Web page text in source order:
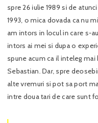
spre 26 iulie 1989 si de
1993, o mica dovada ca nu
am intors in locul in care s-
intors ai mei si dupa o
spune acum ca il inteleg
Sebastian. Dar, spre
alte vremuri si pot sa port
intre doua tari de care sunt